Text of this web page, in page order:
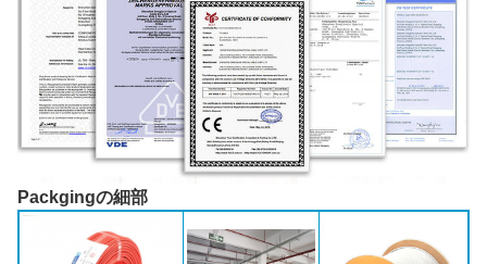
Packgingの細部